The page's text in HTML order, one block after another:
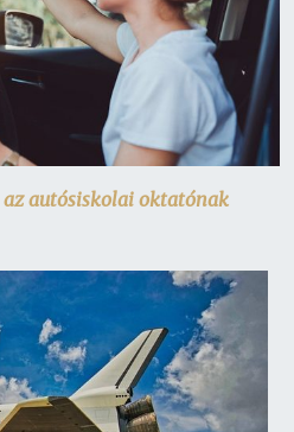
az autósiskolai oktatónak